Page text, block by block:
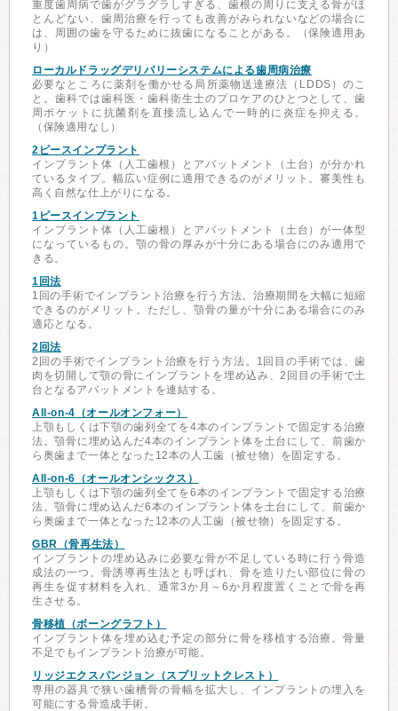
重度歯周病で歯がグラグラしすぎる、歯根の周りに支える骨がほ
とんどない、歯周治療を行っても改善がみられないなどの場合に
は、周囲の歯を守るために抜歯になることがある。（保険適用あ
り）
ローカルドラッグデリバリーシステムによる歯周病治療
必要なところに薬剤を働かせる局所薬物送達療法（LDDS）のこ
と。歯科では歯科医・歯科衛生士のプロケアのひとつとして、歯
周ポケットに抗菌剤を直接流し込んで一時的に炎症を抑える。
（保険適用なし）
2ピースインプラント
インプラント体（人工歯根）とアバットメント（土台）が分かれ
ているタイプ。幅広い症例に適用できるのがメリット。審美性も
高く自然な仕上がりになる。
1ピースインプラント
インプラント体（人工歯根）とアバットメント（土台）が一体型
になっているもの。顎の骨の厚みが十分にある場合にのみ適用で
きる。
1回法
1回の手術でインプラント治療を行う方法。治療期間を大幅に短縮
できるのがメリット。ただし、顎骨の量が十分にある場合にのみ
適応となる。
2回法
2回の手術でインプラント治療を行う方法。1回目の手術では、歯
肉を切開して顎の骨にインプラントを埋め込み、2回目の手術で土
台となるアバットメントを連結する。
All-on-4（オールオンフォー）
上顎もしくは下顎の歯列全てを4本のインプラントで固定する治療
法。顎骨に埋め込んだ4本のインプラント体を土台にして、前歯か
ら奥歯まで一体となった12本の人工歯（被せ物）を固定する。
All-on-6（オールオンシックス）
上顎もしくは下顎の歯列全てを6本のインプラントで固定する治療
法。顎骨に埋め込んだ6本のインプラント体を土台にして、前歯か
ら奥歯まで一体となった12本の人工歯（被せ物）を固定する。
GBR（骨再生法）
インプラントの埋め込みに必要な骨が不足している時に行う骨造
成法の一つ。骨誘導再生法とも呼ばれ、骨を造りたい部位に骨の
再生を促す材料を入れ、通常3か月～6か月程度置くことで骨を再
生させる。
骨移植（ボーングラフト）
インプラント体を埋め込む予定の部分に骨を移植する治療。骨量
不足でもインプラント治療が可能。
リッジエクスパンジョン（スプリットクレスト）
専用の器具で狭い歯槽骨の骨幅を拡大し、インプラントの埋入を
可能にする骨造成手術。